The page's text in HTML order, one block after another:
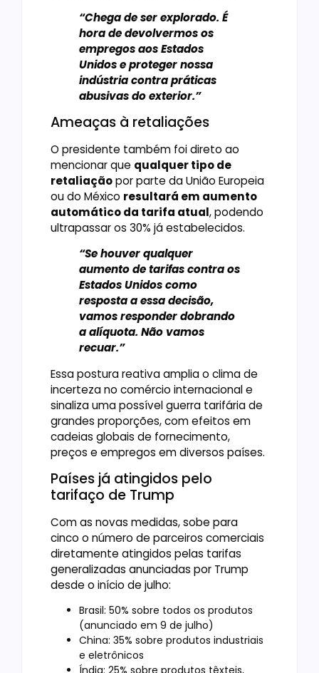
“Chega de ser explorado. É
hora de devolvermos os
empregos aos Estados
Unidos e proteger nossa
indústria contra práticas
abusivas do exterior.”
Ameaças à retaliações
O presidente também foi direto ao
mencionar que qualquer tipo de
retaliaçãopor parte da União Europeia
ou do México resultará em aumento
automático da tarifa atual, podendo
ultrapassar os 30% já estabelecidos.
“Se houver qualquer
aumento de tarifas contra os
Estados Unidos como
resposta a essa decisão,
vamos responder dobrando
a alíquota. Não vamos
recuar.”
Essa postura reativa amplia o clima de
incerteza no comércio internacional e
sinaliza uma possível guerra tarifária de
grandes proporções, com efeitos em
cadeias globais de fornecimento,
preços e empregos em diversos países.
Países já atingidos pelo
tarifaço de Trump
Com as novas medidas, sobe para
cinco o número de parceiros comerciais
diretamente atingidos pelas tarifas
generalizadas anunciadas por Trump
desde o início de julho:
Brasil: 50% sobre todos os produtos
(anunciado em 9 de julho)
China: 35% sobre produtos industriais
e eletrônicos